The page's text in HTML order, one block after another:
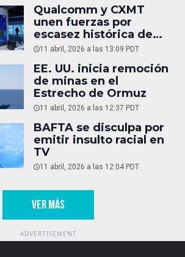
Qualcomm y CXMT
unen fuerzas por
escasez histórica de
DRAM
11 abril, 2026 a las 13:09 PDT
EE. UU. inicia remoción
de minas en el
Estrecho de Ormuz
11 abril, 2026 a las 12:37 PDT
BAFTA se disculpa por
emitir insulto racial en
TV
11 abril, 2026 a las 12:04 PDT
VER MÁS